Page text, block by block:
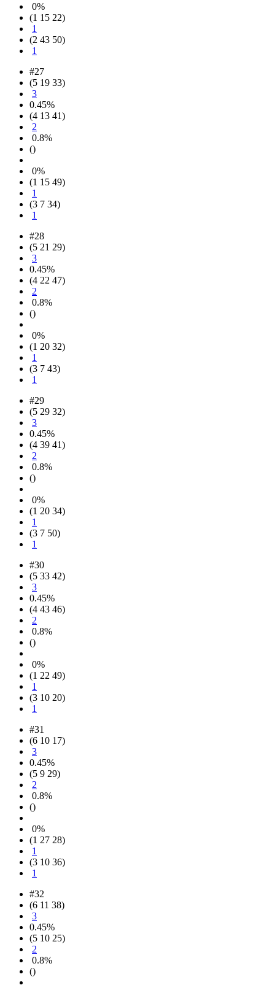
0%
(1 15 22)
1
(2 43 50)
1
#27
(5 19 33)
3
0.45%
(4 13 41)
2
0.8%
()
0%
(1 15 49)
1
(3 7 34)
1
#28
(5 21 29)
3
0.45%
(4 22 47)
2
0.8%
()
0%
(1 20 32)
1
(3 7 43)
1
#29
(5 29 32)
3
0.45%
(4 39 41)
2
0.8%
()
0%
(1 20 34)
1
(3 7 50)
1
#30
(5 33 42)
3
0.45%
(4 43 46)
2
0.8%
()
0%
(1 22 49)
1
(3 10 20)
1
#31
(6 10 17)
3
0.45%
(5 9 29)
2
0.8%
()
0%
(1 27 28)
1
(3 10 36)
1
#32
(6 11 38)
3
0.45%
(5 10 25)
2
0.8%
()